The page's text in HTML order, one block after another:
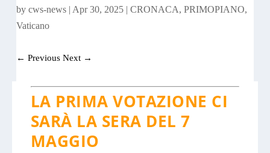
by cws-news| Apr 30, 2025| CRONACA, PRIMOPIANO,
Vaticano
← Previous Next →
LA PRIMA VOTAZIONE CI
SARÀ LA SERA DEL 7
MAGGIO